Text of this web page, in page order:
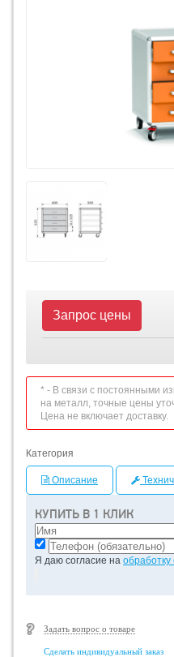
КУПИТЬ В 1 КЛИК
Я даю согласие на
Задать вопрос о товаре
Сделать индивидуальный заказ
Запрос цены
* - В связи с постоянными
на металл, точные цены
Цена не включает доставку.
Категория
Описание